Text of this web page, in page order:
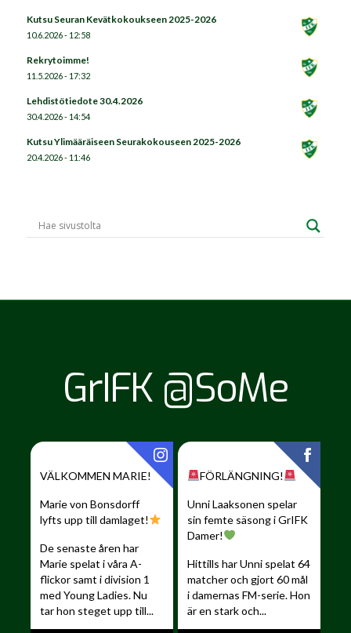
Kutsu Seuran Kevätkokoukseen 2025-2026
10.6.2026 - 12:58
Rekrytoimme!
11.5.2026 - 17:32
Lehdistötiedote 30.4.2026
30.4.2026 - 14:54
Kutsu Ylimääräiseen Seurakokouseen 2025-2026
20.4.2026 - 11:46
GrIFK @SoMe
VÄLKOMMEN MARIE!
Marie von Bonsdorff
lyfts upp till damlaget!
De senaste åren har
Marie spelat i våra A-
flickor samt i division 1
med Young Ladies. Nu
tar hon steget upp till...
FÖRLÄNGNING!
Unni Laaksonen spelar
sin femte säsong i GrIFK
Damer!
Hittills har Unni spelat 64
matcher och gjort 60 mål
i damernas FM-serie. Hon
är en stark och...